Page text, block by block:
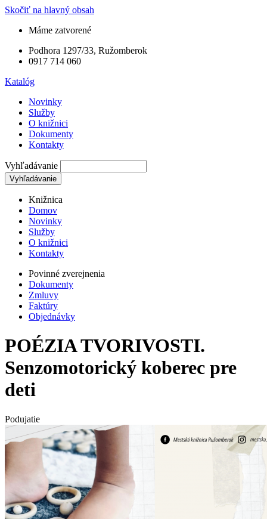
Skočiť na hlavný obsah
Máme zatvorené
Podhora 1297/33, Ružomberok
0917 714 060
Katalóg
Novinky
Služby
O knižnici
Dokumenty
Kontakty
Vyhľadávanie
Knižnica
Domov
Novinky
Služby
O knižnici
Kontakty
Povinné zverejnenia
Dokumenty
Zmluvy
Faktúry
Objednávky
POÉZIA TVORIVOSTI.
Senzomotorický koberec pre
deti
Podujatie